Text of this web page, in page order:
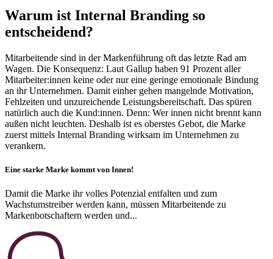
Warum ist Internal Branding so
entscheidend?
Mitarbeitende sind in der Markenführung oft das letzte Rad am
Wagen. Die Konsequenz: Laut Gallup haben 91 Prozent aller
Mitarbeiter:innen keine oder nur eine geringe emotionale Bindung
an ihr Unternehmen. Damit einher gehen mangelnde Motivation,
Fehlzeiten und unzureichende Leistungsbereitschaft. Das spüren
natürlich auch die Kund:innen. Denn: Wer innen nicht brennt kann
außen nicht leuchten. Deshalb ist es oberstes Gebot, die Marke
zuerst mittels Internal Branding wirksam im Unternehmen zu
verankern.
Eine starke Marke kommt von Innen!
Damit die Marke ihr volles Potenzial entfalten und zum
Wachstumstreiber werden kann, müssen Mitarbeitende zu
Markenbotschaftern werden und...